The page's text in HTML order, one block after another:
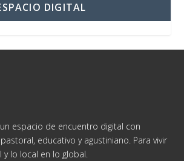
DIGITAL
espacio de encuentro digital con
educativo y agustiniano. Para vivir
y lo local en lo global.